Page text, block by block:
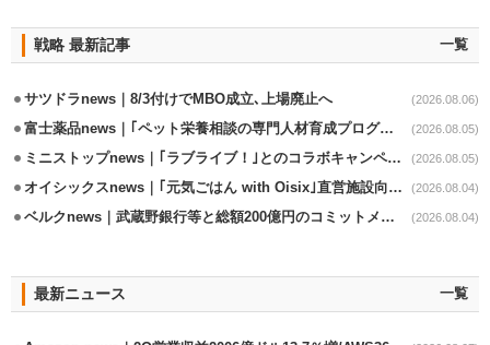
戦略 最新記事 一覧
サツドラnews｜8/3付けでMBO成立､上場廃止へ (2026.08.06)
富士薬品news｜｢ペット栄養相談の専門人材育成プログラム｣7月から開始 (2026.08.05)
ミニストップnews｜｢ラブライブ！｣とのコラボキャンペーン8/5から開催 (2026.08.05)
オイシックスnews｜｢元気ごはん with Oisix｣直営施設向けサービスを開始 (2026.08.04)
ベルクnews｜武蔵野銀行等と総額200億円のコミットメント契約 (2026.08.04)
最新ニュース 一覧